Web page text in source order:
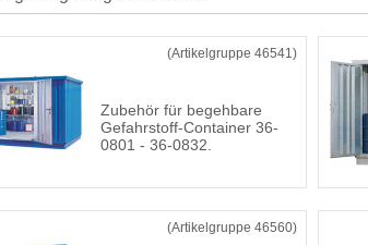
(Artikelgruppe 46541)
Zubehör für begehbare
Gefahrstoff-Container 36-
0801 - 36-0832.
(Artikelgruppe 46560)